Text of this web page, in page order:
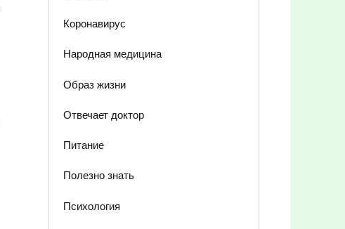
Коронавирус
Народная медицина
Образ жизни
Отвечает доктор
Питание
Полезно знать
Психология